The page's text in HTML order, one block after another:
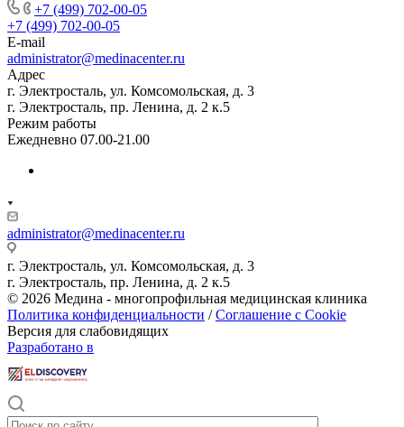
+7 (499) 702-00-05
+7 (499) 702-00-05
E-mail
administrator@medinacenter.ru
Адрес
г. Электросталь, ул. Комсомольская, д. 3
г. Электросталь, пр. Ленина, д. 2 к.5
Режим работы
Ежедневно 07.00-21.00
administrator@medinacenter.ru
г. Электросталь, ул. Комсомольская, д. 3
г. Электросталь, пр. Ленина, д. 2 к.5
© 2026 Медина - многопрофильная медицинская клиника
Политика конфиденциальности /Соглашение с Cookie
Версия для слабовидящих
Разработано в